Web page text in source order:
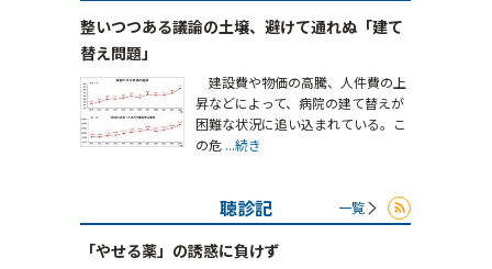
整いつつある議論の土壌、避けて通れぬ「建て
替え問題」
建設費や物価の高騰、人件費の上
昇などによって、病院の建て替えが
困難な状況に追い込まれている。こ
の危 ...続き
聴診記 一覧
「やせる薬」の誘惑に負けず